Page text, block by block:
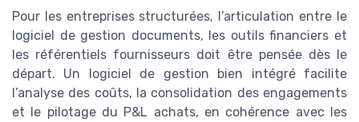
Pour les entreprises structurées, l’articulation entre le
logiciel de gestion documents, les outils financiers et
les référentiels fournisseurs doit être pensée dès le
départ. Un logiciel de gestion bien intégré facilite
l’analyse des coûts, la consolidation des engagements
et le pilotage du P&L achats, en cohérence avec les